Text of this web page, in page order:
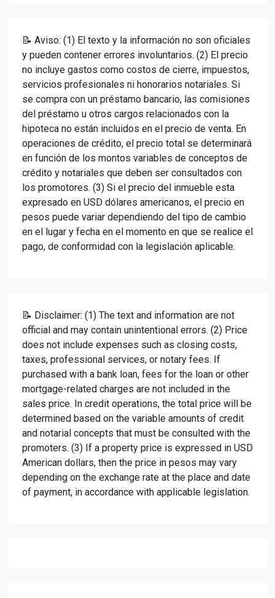
📝 Aviso: (1) El texto y la información no son oficiales
y pueden contener errores involuntarios. (2) El precio
no incluye gastos como costos de cierre, impuestos,
servicios profesionales ni honorarios notariales. Si
se compra con un préstamo bancario, las comisiones
del préstamo u otros cargos relacionados con la
hipoteca no están incluidos en el precio de venta. En
operaciones de crédito, el precio total se determinará
en función de los montos variables de conceptos de
crédito y notariales que deben ser consultados con
los promotores. (3) Si el precio del inmueble esta
expresado en USD dólares americanos, el precio en
pesos puede variar dependiendo del tipo de cambio
en el lugar y fecha en el momento en que se realice el
pago, de conformidad con la legislación aplicable.
📝 Disclaimer: (1) The text and information are not
official and may contain unintentional errors. (2) Price
does not include expenses such as closing costs,
taxes, professional services, or notary fees. If
purchased with a bank loan, fees for the loan or other
mortgage-related charges are not included in the
sales price. In credit operations, the total price will be
determined based on the variable amounts of credit
and notarial concepts that must be consulted with the
promoters. (3) If a property price is expressed in USD
American dollars, then the price in pesos may vary
depending on the exchange rate at the place and date
of payment, in accordance with applicable legislation.